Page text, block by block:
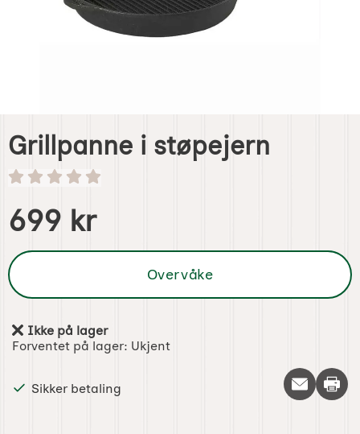
Grillpanne i støpejern
Handle dette produktet, Grillpanne i støpejern
pris
699 kr
Overvåke
Produkttilgjengelighet:
Ikke på lager
Forventet på lager: Ukjent
Sikker betaling Skriv